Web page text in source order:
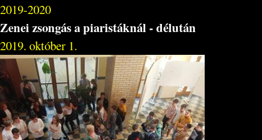
2019-2020
Zenei zsongás a piaristáknál - délután
2019. október 1.